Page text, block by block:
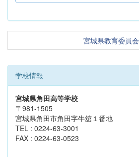
宮城県教育委員会
学校情報
宮城県角田高等学校
〒981-1505
宮城県角田市角田字牛舘１番地
TEL : 0224-63-3001
FAX : 0224-63-0523